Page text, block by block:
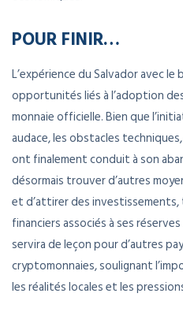
POUR FINIR…
L’expérience du Salvador avec
opportunités liés à l’adoption
monnaie officielle. Bien que
audace, les obstacles
ont finalement conduit à son
désormais trouver d’autres
et d’attirer des
financiers associés à ses
servira de leçon pour d’autres
cryptomonnaies, soulignant
les réalités locales et les